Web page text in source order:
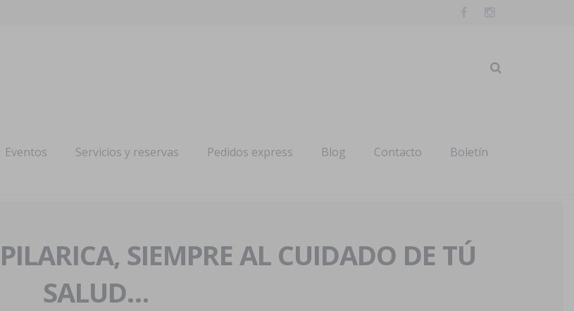
Eventos Servicios y reservas Pedidos express Blog Contacto Boletín
SIEMPRE AL CUIDADO DE TÚ
SALUD…